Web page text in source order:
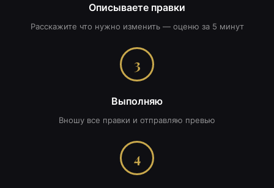
Описываете правки
Расскажите что нужно изменить — оценю за 5 минут
3
Выполняю
Вношу все правки и отправляю превью
4